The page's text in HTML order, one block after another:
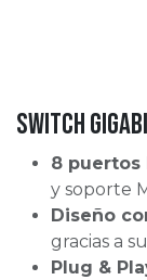
Switch
8 puertos
y soporte
Diseño
gracias a
Plug &